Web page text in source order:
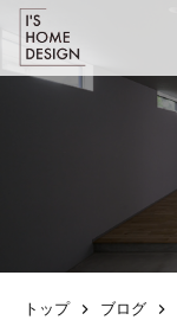
トップ ブログ